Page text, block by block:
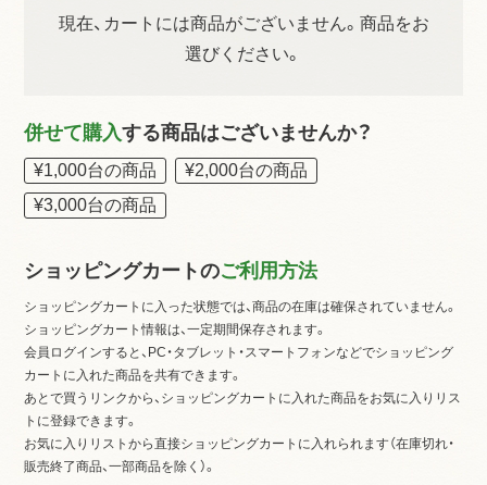
現在、カートには商品がございません。商品をお
選びください。
併せて購入する商品はございませんか？
¥1,000台の商品
¥2,000台の商品
¥3,000台の商品
ショッピングカートのご利用方法
ショッピングカートに入った状態では、商品の在庫は確保されていません。
ショッピングカート情報は、一定期間保存されます。
会員ログインすると、PC・タブレット・スマートフォンなどでショッピング
カートに入れた商品を共有できます。
あとで買うリンクから、ショッピングカートに入れた商品をお気に入りリス
トに登録できます。
お気に入りリストから直接ショッピングカートに入れられます（在庫切れ・
販売終了商品、一部商品を除く）。